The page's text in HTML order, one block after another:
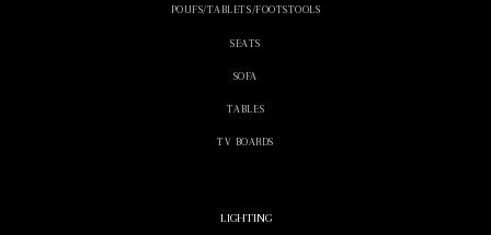
POUFS/TABLETS/FOOTSTOOLS
SEATS
SOFA
TABLES
TV BOARDS
LIGHTING